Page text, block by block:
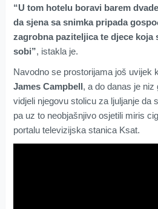
“U tom hotelu boravi barem
da sjena sa snimka pripada
zagrobna paziteljica te djece koja
sobi”, istakla je.
Navodno se prostorijama još uvijek
James Campbell, a do danas je
vidjeli njegovu stolicu za ljuljanje da
pa uz to neobjašnjivo osjetili miris
portalu televizijska stanica Ksat.